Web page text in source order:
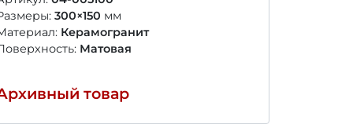
300×150 мм
Керамогранит
Матовая
товар